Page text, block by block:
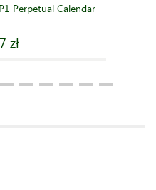
Perpetual Calendar
zł